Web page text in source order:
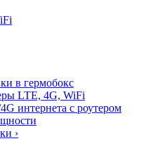
в гермобокс
LTE, 4G, WiFi
интернета с роутером
›